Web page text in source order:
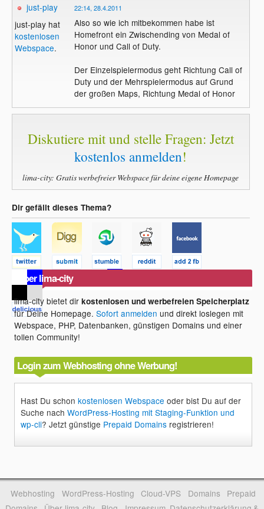
Irrtum. Das ganze Spiel ist komplett linear,
ständig wird der Weg von Teamkameraden
oder Hindernissen blockiert, die man selbst
nicht entfernen kann. Einmal mehr wird
gescriptete Landschaft gejagt. Die
Teamkameraden sind natürlich
unverwundbar. Wenn sie mal Deckung
suchen, dann da, wo man selbst eigentlich
gerne stehen würde. Ansonsten stürmen
schwer gepanzerten Gegnerviel zu oft mit
einem Schlag des Gewehrkolbens anstatt
mit einer Kugel. Zeit für Taktik oder zum
Umschauen gibt es nicht. Wer selbst auch
noch etwas treffen möchte, muss nämlich
einfach. Denn die Gegner treffen
erstaunlich gut und das bevorzugte Ziel ist
natürlich der Spieler ...selbst wenn sich
diverse andere Ziele bieten.
Homefront kann zwar von sich behaupten,
nach auch genauso vor: Wie ein
Zuschauer.
Touch ändert daran auch nichts.
Spätestens im Multiplayer ist Homefront
Ich bin der Meinung, dass das
Preis/Leistungsverhältnis hier einfach nicht
Multiplayermodus zusammen geben dafür
warten, bis das Spiel irgendwann mal im
Sonderangebot zu haben ist.
just-play
just-play hat
kostenlosen
Webspace.
22:14, 28.4.2011
Also so wie ich mitbekommen habe ist
Homefront ein Zwischending von Medal of
Honor und Call of Duty.
Der Einzelspielermodus geht Richtung Call of
Duty und der Mehrspielermodus auf Grund
der großen Maps, Richtung Medal of Honor
Diskutiere mit und stelle Fragen: Jetzt
kostenlos anmelden!
lima-city: Gratis werbefreier Webspace für deine eigene Homepage
Dir gefällt dieses Thema?
Über lima-city
lima-city bietet dirkostenlosen und werbefreien Speicherplatz
für Deine Homepage.Sofort anmelden und direkt loslegen mit
Webspace, PHP, Datenbanken, günstigen Domains und einer
tollen Community!
Login zum Webhosting ohne Werbung!
Hast Du schonkostenlosen Webspace oder bist Du auf der
Suche nachWordPress-Hosting mit Staging-Funktion und
wp-cli? Jetzt günstige Prepaid Domains registrieren!
Webhosting WordPress-Hosting Cloud-VPS Domains
Prepaid